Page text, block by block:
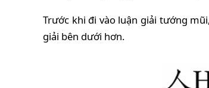
Trước khi đi vào luận giải tướng
giải bên dưới hơn.